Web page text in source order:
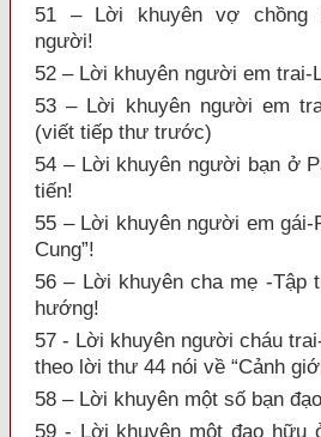
51 – Lời khuyên vợ chồng
người!
52 – Lời khuyên người em trai-
53 – Lời khuyên người em
(viết tiếp thư trước)
54 – Lời khuyên người bạn ở
tiến!
55 – Lời khuyên người em gái-
Cung”!
56 – Lời khuyên cha mẹ -Tập
hướng!
57 - Lời khuyên người cháu
theo lời thư 44 nói về “Cảnh
58 – Lời khuyên một số bạn
59 - Lời khuyên một đạo hữu